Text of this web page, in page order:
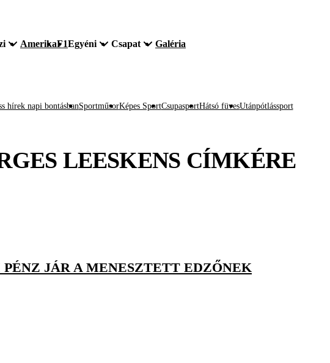
AmerikaF1Egyéni Csapat Galéria
hírek napi bontásbanSportműsorKépes SportCsupasportHátsó füvesUtánpótlássport
LEESKENS CÍMKÉRE
JÁR A MENESZTETT EDZŐNEK